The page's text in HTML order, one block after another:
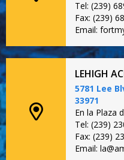
Tel: (239)
Fax: (239)
Email:
LEHIGH
5781 Lee
33971
En la Plaza
Tel: (239)
Fax: (239)
Email: